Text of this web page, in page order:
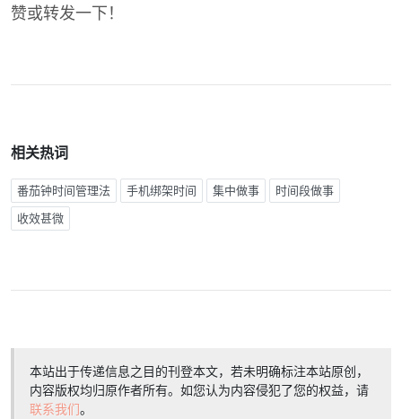
赞或转发一下！
相关热词
番茄钟时间管理法 手机绑架时间 集中做事 时间段做事
收效甚微
本站出于传递信息之目的刊登本文，若未明确标注本站原创，
内容版权均归原作者所有。如您认为内容侵犯了您的权益，请
联系我们。